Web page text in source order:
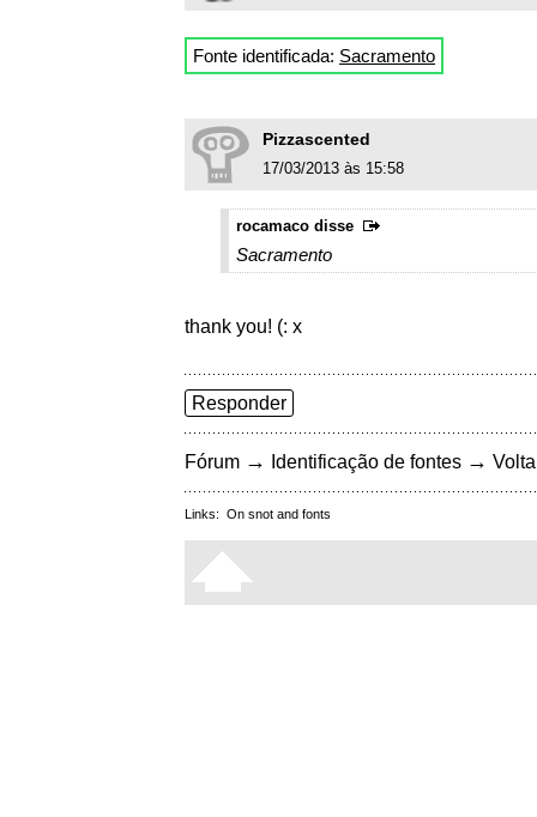
Fonte identificada: Sacramento
Pizzascented
17/03/2013 às 15:58
rocamaco disse
Sacramento
thank you! (: x
Responder
Fórum → Identificação de fontes →
Links: On snot and fonts